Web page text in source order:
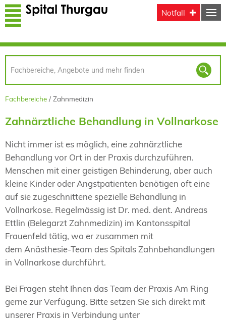
Direkt zum Inhalt
Notfall
Fachbereiche Zahnmedizin
Zahnärztliche Behandlung in Vollnarkose
Nicht immer ist es möglich, eine zahnärztliche
Behandlung vor Ort in der Praxis durchzuführen.
Menschen mit einer geistigen Behinderung, aber auch
kleine Kinder oder Angstpatienten benötigen oft eine
auf sie zugeschnittene spezielle Behandlung in
Vollnarkose. Regelmässig ist Dr. med. dent. Andreas
Ettlin (Belegarzt Zahnmedizin) im Kantonsspital
Frauenfeld tätig, wo er zusammen mit
dem Anästhesie-Team des Spitals Zahnbehandlungen
in Vollnarkose durchführt.
Bei Fragen steht Ihnen das Team der Praxis Am Ring
gerne zur Verfügung. Bitte setzen Sie sich direkt mit
unserer Praxis in Verbindung unter